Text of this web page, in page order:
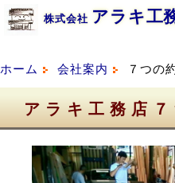
株式会社 アラキ工
ホーム 会社案内 ７つの
アラキ工務店